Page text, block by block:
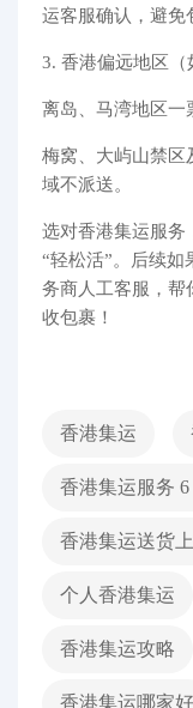
运客服确认，避免
3. 香港偏远地区（
离岛、马湾地区一
梅窝、大屿山禁区
域不派送。
选对香港集运服务
“轻松活”。后续如
务商人工客服，帮
收包裹！
香港集运
香港集运服务
香港集运送货
个人香港集运
香港集运攻略
香港集运哪家好